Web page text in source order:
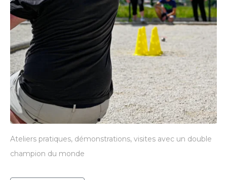
Ateliers pratiques, démonstrations, visites avec un double
champion du monde